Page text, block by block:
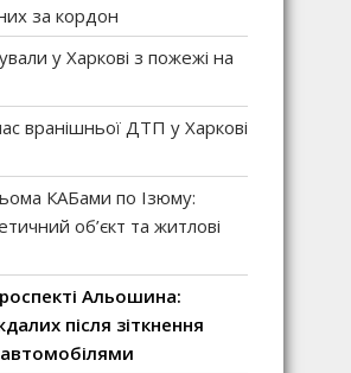
за кордон
у Харкові з пожежі на
вранішньої ДТП у Харкові
КАБами по Ізюму:
об’єкт та житлові
Альошина:
після зіткнення